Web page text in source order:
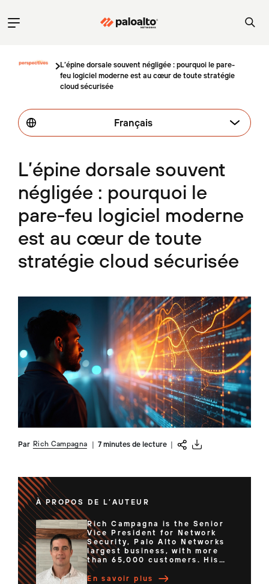
L’épine dorsale souvent négligée : pourquoi le pare-
feu logiciel moderne est au cœur de toute stratégie
cloud sécurisée
Français
L’épine dorsale souvent
négligée : pourquoi le
pare-feu logiciel moderne
est au cœur de toute
stratégie cloud sécurisée
Par Rich Campagna |7 minutes de lecture
À PROPOS DE L’AUTEUR
Rich Campagna is the Senior
Vice President for Network
Security, Palo Alto Networks
largest business, with more
than 65,000 customers. His
team of expert technologists
have delivered Hardware and
En savoir plus